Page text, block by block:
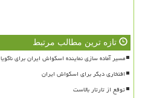
تازه ترین مطالب مرتبط
مسیر آماده سازی نماینده اسکواش ایران برای ناگویا
افتخاری دیگر برای اسکواش ایران
توقع از تارتار بالاست